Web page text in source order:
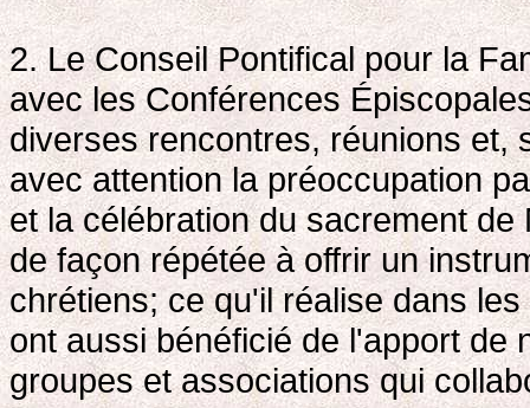
2. Le Conseil Pontifical pour la
avec les Conférences
diverses rencontres, réunions et,
avec attention la préoccupation
et la célébration du sacrement
de façon répétée à offrir un
chrétiens; ce qu'il réalise dans
ont aussi bénéficié de l'apport de
groupes et associations qui